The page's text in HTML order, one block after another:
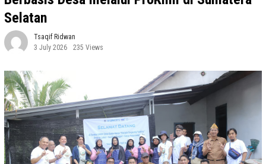
Selatan
Tsaqif Ridwan
3 July 2026
235 Views